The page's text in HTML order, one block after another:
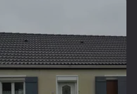
Changement de
velux 51